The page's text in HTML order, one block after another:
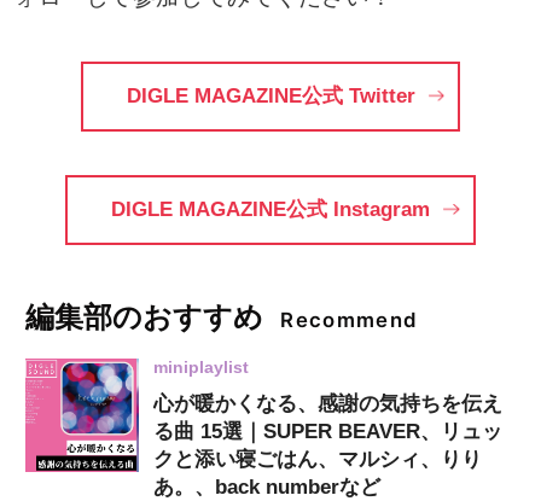
DIGLE MAGAZINE公式 Twitter
DIGLE MAGAZINE公式 Instagram
編集部のおすすめ Recommend
miniplaylist
心が暖かくなる、感謝の気持ちを伝え
る曲 15選｜SUPER BEAVER、リュッ
クと添い寝ごはん、マルシィ、りり
あ。、back numberなど